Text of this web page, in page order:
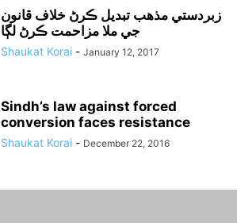
زبردستي مذهب تبديل ڪرڻ خلاف قانون
جي ملا مزاحمت ڪرڻ لڳا
Shaukat Korai - January 12, 2017
Sindh’s law against forced
conversion faces resistance
Shaukat Korai - December 22, 2016